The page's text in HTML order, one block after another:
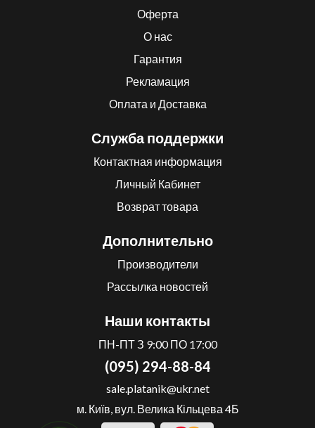
Оферта
О нас
Гарантия
Рекламация
Оплата и Доставка
Служба поддержки
Контактная информация
Личный Кабинет
Возврат товара
Дополнительно
Производители
Рассылка новостей
Наши контакты
ПН-ПТ З 9:00 ПО 17:00
(095) 294-88-84
sale.platanik@ukr.net
м. Київ, вул. Велика Кільцева 4Б